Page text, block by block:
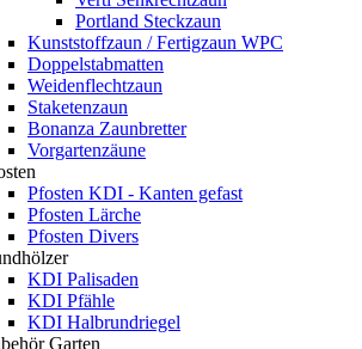
Portland Steckzaun
Kunststoffzaun / Fertigzaun WPC
Doppelstabmatten
Weidenflechtzaun
Staketenzaun
Bonanza Zaunbretter
Vorgartenzäune
Pfosten KDI - Kanten gefast
Pfosten Lärche
Pfosten Divers
KDI Palisaden
KDI Pfähle
KDI Halbrundriegel
Garten